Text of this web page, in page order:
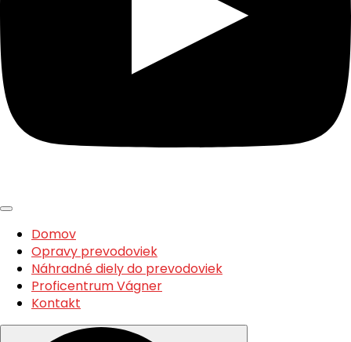
Domov
Opravy prevodoviek
Náhradné diely do prevodoviek
Proficentrum Vágner
Kontakt
Search